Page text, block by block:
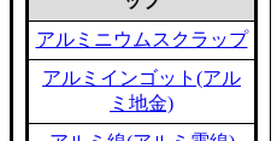
アルミニウムスクラップ
アルミインゴット(アル
ミ地金)